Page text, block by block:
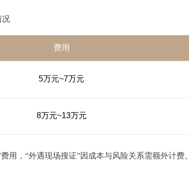
况
费用
5万元~7万元
8万元~13万元
，“外遇现场搜证”因成本与风险关系需额外计费。